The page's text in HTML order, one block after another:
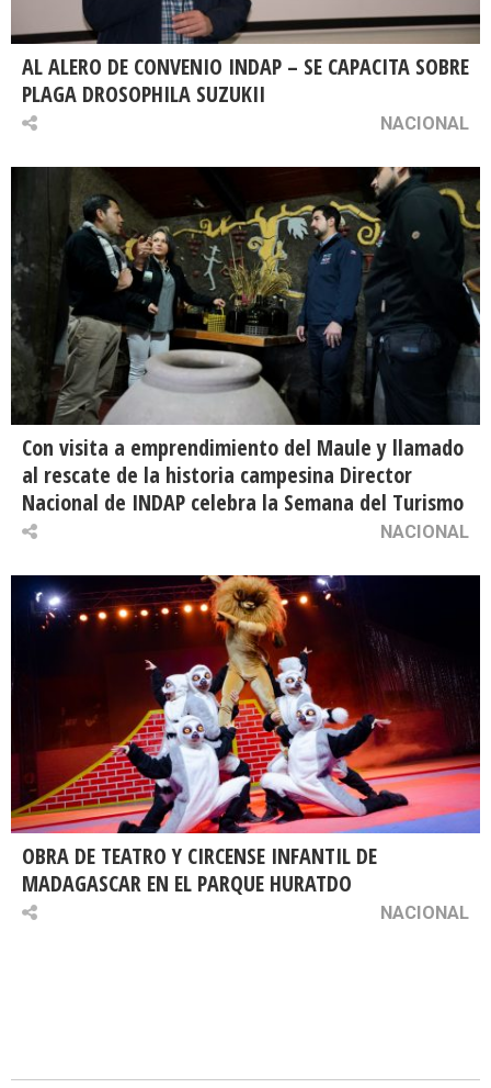
AL ALERO DE CONVENIO INDAP – SE CAPACITA SOBRE
PLAGA DROSOPHILA SUZUKII
NACIONAL
Con visita a emprendimiento del Maule y llamado
al rescate de la historia campesina Director
Nacional de INDAP celebra la Semana del Turismo
NACIONAL
OBRA DE TEATRO Y CIRCENSE INFANTIL DE
MADAGASCAR EN EL PARQUE HURATDO
NACIONAL